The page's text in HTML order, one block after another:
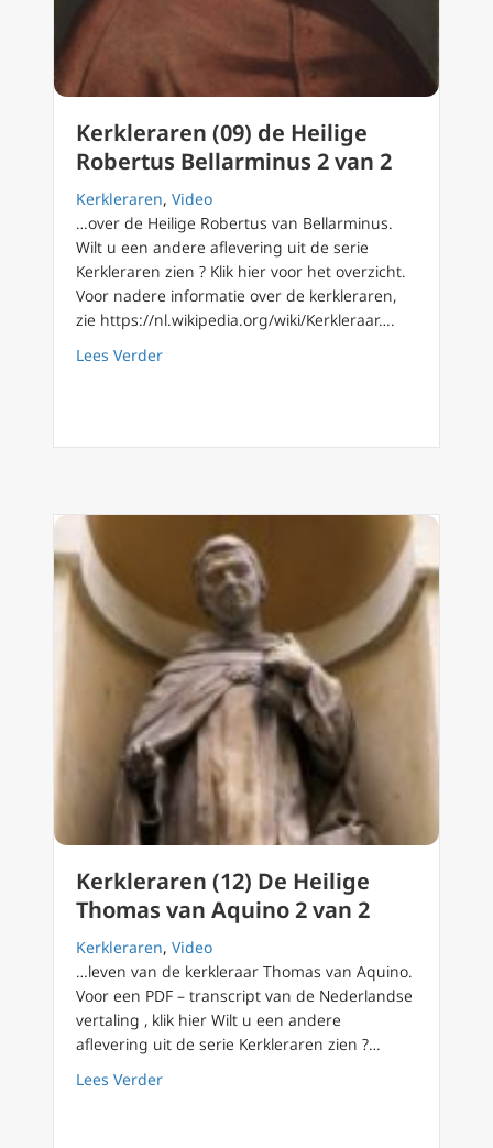
Kerkleraren (09) de Heilige
Robertus Bellarminus 2 van 2
Kerkleraren, Video
…over de Heilige Robertus van Bellarminus.
Wilt u een andere aflevering uit de serie
Kerkleraren zien ? Klik hier voor het overzicht.
Voor nadere informatie over de kerkleraren,
zie https://nl.wikipedia.org/wiki/Kerkleraar….
Lees Verderabout Kerkleraren (09) de Heilige Robertus
Kerkleraren (12) De Heilige
Thomas van Aquino 2 van 2
Kerkleraren, Video
…leven van de kerkleraar Thomas van Aquino.
Voor een PDF – transcript van de Nederlandse
vertaling , klik hier Wilt u een andere
aflevering uit de serie Kerkleraren zien ?…
Lees Verderabout Kerkleraren (12) De Heilige Thomas